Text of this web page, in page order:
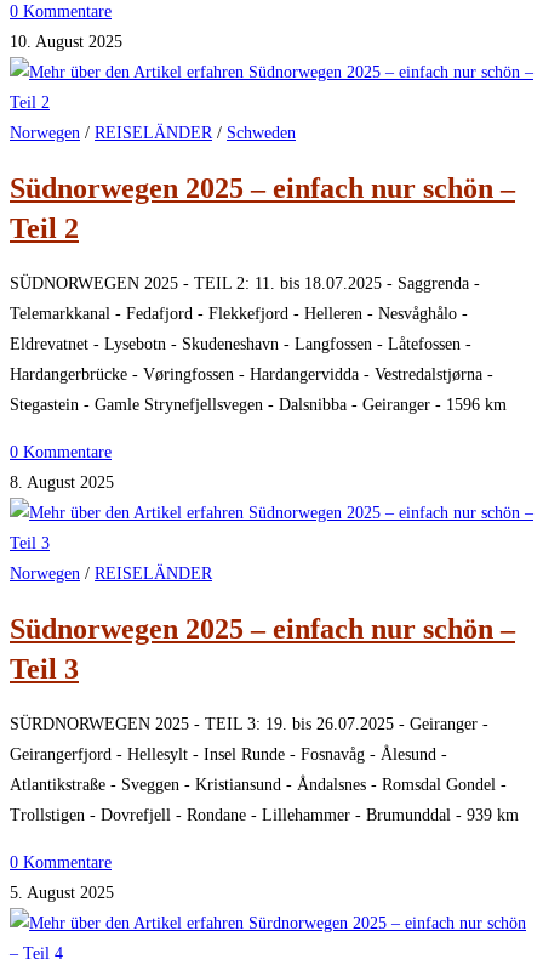
0 Kommentare
10. August 2025
Norwegen / REISELÄNDER / Schweden
Südnorwegen 2025 – einfach nur schön –
Teil 2
SÜDNORWEGEN 2025 - TEIL 2: 11. bis 18.07.2025 - Saggrenda -
Telemarkkanal - Fedafjord - Flekkefjord - Helleren - Nesvåghålo -
Eldrevatnet - Lysebotn - Skudeneshavn - Langfossen - Låtefossen -
Hardangerbrücke - Vøringfossen - Hardangervidda - Vestredalstjørna -
Stegastein - Gamle Strynefjellsvegen - Dalsnibba - Geiranger - 1596 km
0 Kommentare
8. August 2025
Norwegen / REISELÄNDER
Südnorwegen 2025 – einfach nur schön –
Teil 3
SÜRDNORWEGEN 2025 - TEIL 3: 19. bis 26.07.2025 - Geiranger -
Geirangerfjord - Hellesylt - Insel Runde - Fosnavåg - Ålesund -
Atlantikstraße - Sveggen - Kristiansund - Åndalsnes - Romsdal Gondel -
Trollstigen - Dovrefjell - Rondane - Lillehammer - Brumunddal - 939 km
0 Kommentare
5. August 2025